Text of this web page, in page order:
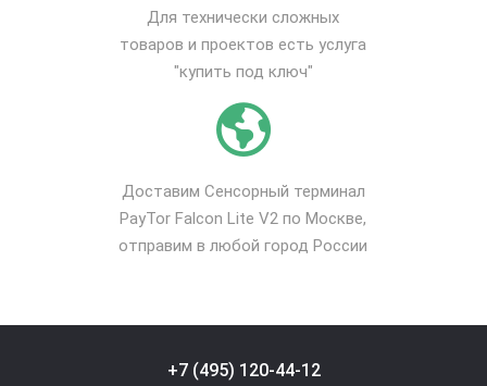
Для технически сложных
товаров и проектов есть услуга
"купить под ключ"
Доставим Сенсорный терминал
PayTor Falcon Lite V2 по Москве,
отправим в любой город России
+7 (495) 120-44-12